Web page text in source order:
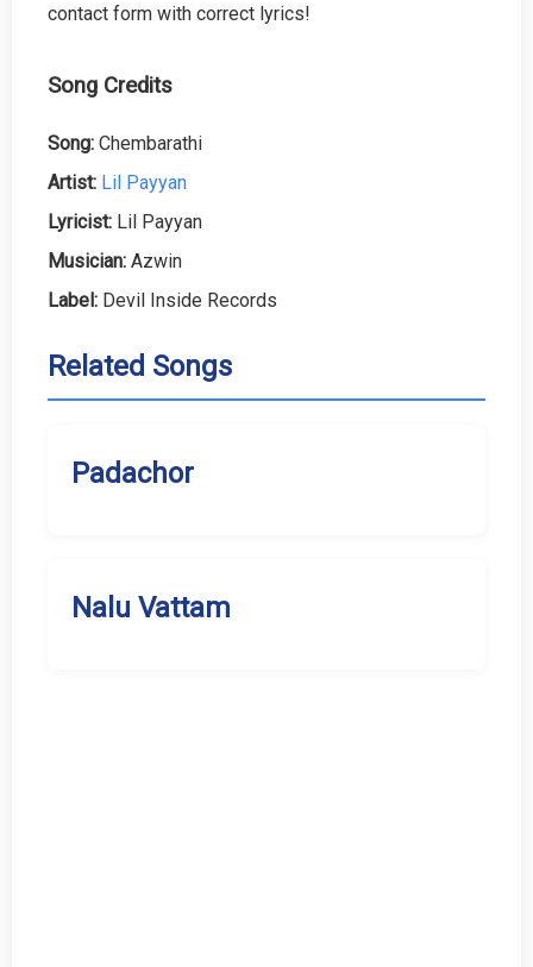
contact form with correct lyrics!
Song Credits
Song: Chembarathi
Artist: Lil Payyan
Lyricist: Lil Payyan
Musician: Azwin
Label: Devil Inside Records
Related Songs
Padachor
Nalu Vattam